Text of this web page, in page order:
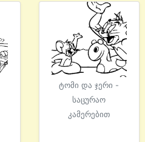
ტომი და ჯერი -
საცურაო
კამერებით